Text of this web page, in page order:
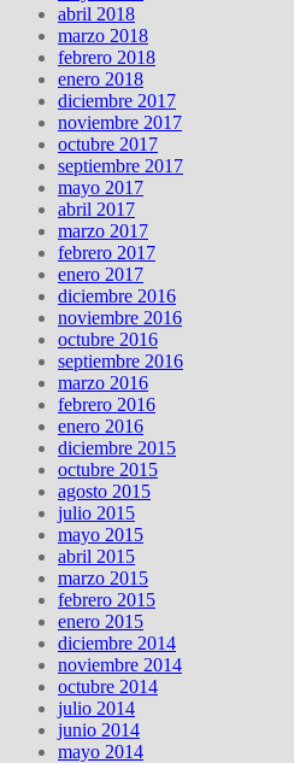
abril 2018
marzo 2018
febrero 2018
enero 2018
diciembre 2017
noviembre 2017
octubre 2017
septiembre 2017
mayo 2017
abril 2017
marzo 2017
febrero 2017
enero 2017
diciembre 2016
noviembre 2016
octubre 2016
septiembre 2016
marzo 2016
febrero 2016
enero 2016
diciembre 2015
octubre 2015
agosto 2015
julio 2015
mayo 2015
abril 2015
marzo 2015
febrero 2015
enero 2015
diciembre 2014
noviembre 2014
octubre 2014
julio 2014
junio 2014
mayo 2014